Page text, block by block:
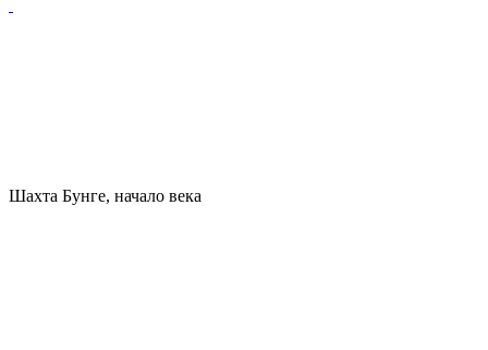
Шахта Бунге, начало века